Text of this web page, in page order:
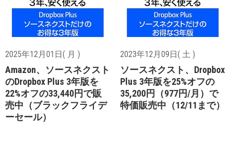
2025年12月01日( 月 )
Amazon、ソースネクスト
のDropbox Plus 3年版を
22%オフの33,440円で販
売中（ブラックフライデ
ーセール）
2023年12月09日( 土 )
ソースネクスト、Dropbox
Plus 3年版を25%オフの
35,200円（977円/月）で
特価販売中（12/11まで）